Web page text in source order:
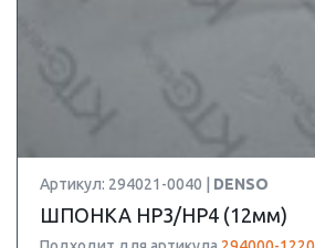
Артикул: 294021-0040 | DENSO
ШПОНКА HP3/HP4 (12мм)